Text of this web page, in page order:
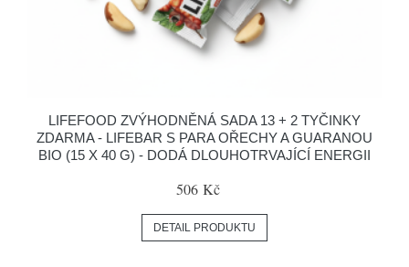
LIFEFOOD ZVÝHODNĚNÁ SADA 13 + 2 TYČINKY
ZDARMA - LIFEBAR S PARA OŘECHY A GUARANOU
BIO (15 X 40 G) - DODÁ DLOUHOTRVAJÍCÍ ENERGII
506 Kč
DETAIL PRODUKTU